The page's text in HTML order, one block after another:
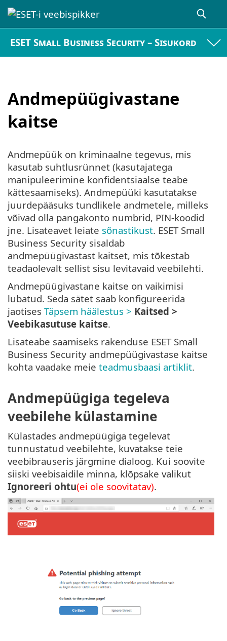
ESET Small Business Security – Sisukord
Andmepüügivastane
kaitse
Andmepüük on kriminaalne tegevus, mis
kasutab suhtlusrünnet (kasutajatega
manipuleerimine konfidentsiaalse teabe
kättesaamiseks). Andmepüüki kasutatakse
juurdepääsuks tundlikele andmetele, milleks
võivad olla pangakonto numbrid, PIN-koodid
jne. Lisateavet leiate sõnastikust. ESET Small
Business Security sisaldab
andmepüügivastast kaitset, mis tõkestab
teadaolevalt sellist sisu levitavaid veebilehti.
Andmepüügivastane kaitse on vaikimisi
lubatud. Seda sätet saab konfigureerida
jaotises Täpsem häälestus > Kaitsed >
Veebikasutuse kaitse.
Lisateabe saamiseks rakenduse ESET Small
Business Security andmepüügivastase kaitse
kohta vaadake meie teadmusbaasi artiklit.
Andmepüügiga tegeleva
veebilehe külastamine
Külastades andmepüügiga tegelevat
tunnustatud veebilehte, kuvatakse teie
veebibrauseris järgmine dialoog. Kui soovite
siiski veebisaidile minna, klõpsake valikut
Ignoreeri ohtu(ei ole soovitatav).